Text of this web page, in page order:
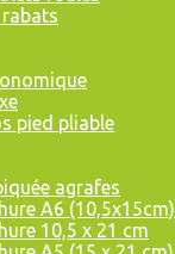
rabats
pied pliable
agrafes
A6 (10,5x15cm)
10,5 x 21 cm